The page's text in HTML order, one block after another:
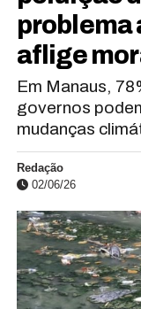
problema
aflige
Em Manaus,
governos
mudanças
Redação
02/06/26